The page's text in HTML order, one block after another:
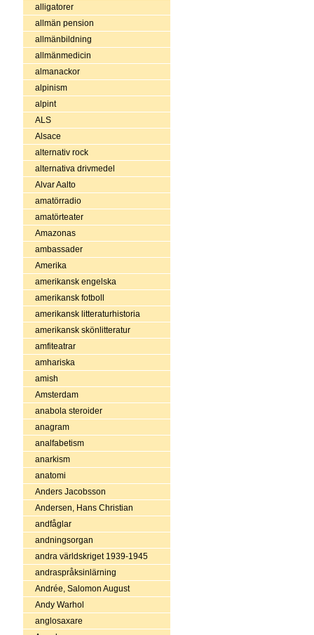
alligatorer
allmän pension
allmänbildning
allmänmedicin
almanackor
alpinism
alpint
ALS
Alsace
alternativ rock
alternativa drivmedel
Alvar Aalto
amatörradio
amatörteater
Amazonas
ambassader
Amerika
amerikansk engelska
amerikansk fotboll
amerikansk litteraturhistoria
amerikansk skönlitteratur
amfiteatrar
amhariska
amish
Amsterdam
anabola steroider
anagram
analfabetism
anarkism
anatomi
Anders Jacobsson
Andersen, Hans Christian
andfåglar
andningsorgan
andra världskriget 1939-1945
andraspråksinlärning
Andrée, Salomon August
Andy Warhol
anglosaxare